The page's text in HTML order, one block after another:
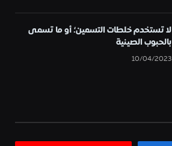
لا تستخدم خلطات التسمين؛ أو ما تسمى
بالحبوب الصينية
10/04/2023